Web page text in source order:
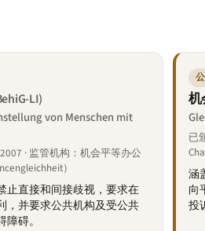
LI)
von Menschen mit
· 监管机构：机会平等办公
）
止直接和间接歧视，要求在
，并要求公共机构及受公共
碍。
已
涵
向
投